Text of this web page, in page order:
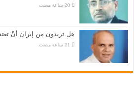
هل تريدون من إيران أنْ